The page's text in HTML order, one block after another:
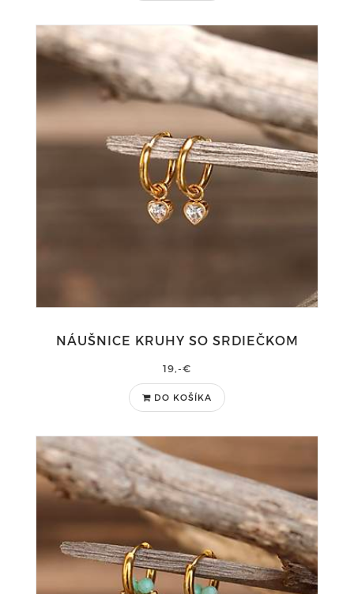
NÁUŠNICE KRUHY SO SRDIEČKOM
19,-€
DO KOŠÍKA